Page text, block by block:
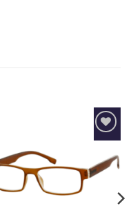
Añadir
lista de
deseos